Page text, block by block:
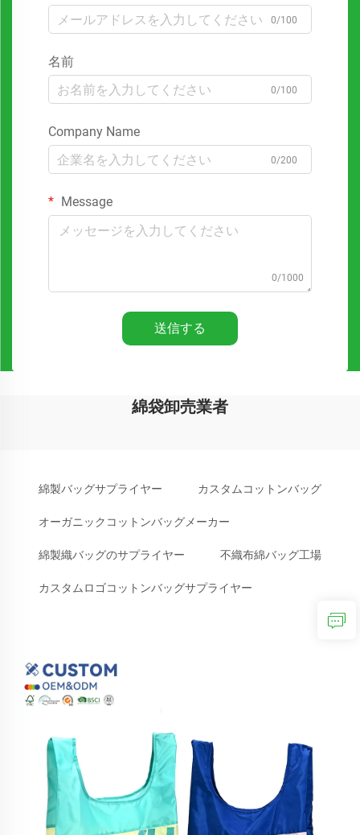
0/100
名前
0/100
Company Name
0/200
Message
0/1000
送信する
綿袋卸売業者
綿製バッグサプライヤー カスタムコットンバッグ
オーガニックコットンバッグメーカー
綿製織バッグのサプライヤー 不織布綿バッグ工場
カスタムロゴコットンバッグサプライヤー